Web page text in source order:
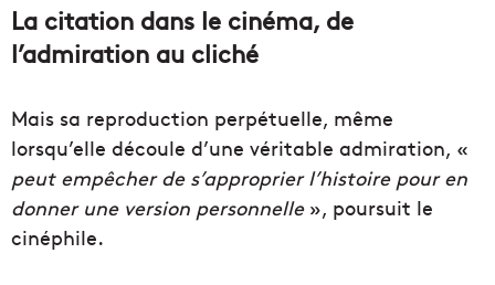
La citation dans le cinéma, de
l’admiration au cliché
Mais sa reproduction perpétuelle, même
lorsqu’elle découle d’une véritable admiration, «
peut empêcher de s’approprier l’histoire pour en
donner une version personnelle», poursuit le
cinéphile.